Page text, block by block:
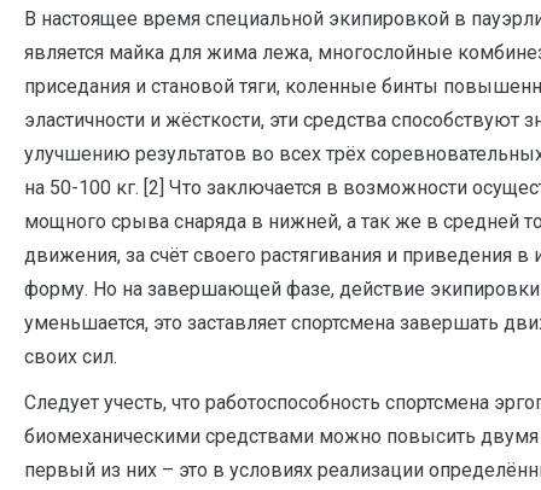
В настоящее время специальной экипировкой в
является майка для жима лежа, многослойные
приседания и становой тяги, коленные бинты
эластичности и жёсткости, эти средства способствуют
улучшению результатов во всех трёх
на 50-100 кг. [2] Что заключается в возможности
мощного срыва снаряда в нижней, а так же в средней
движения, за счёт своего растягивания и приведения в
форму. Но на завершающей фазе, действие экипировки
уменьшается, это заставляет спортсмена завершать
своих сил.
Следует учесть, что работоспособность спортсмена
биомеханическими средствами можно повысить двумя
первый из них – это в условиях реализации